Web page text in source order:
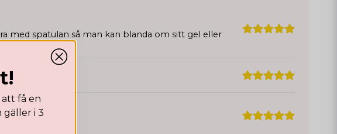
med spatulan så man kan blanda om sitt gel eller
Emily
få en
gäller i 3